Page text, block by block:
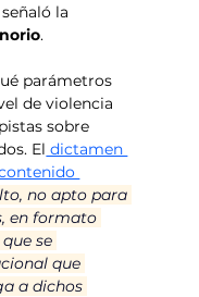
señaló la
.
parámetros
de violencia
sobre
El dictamen
no apto para
en formato
se
que
a dichos